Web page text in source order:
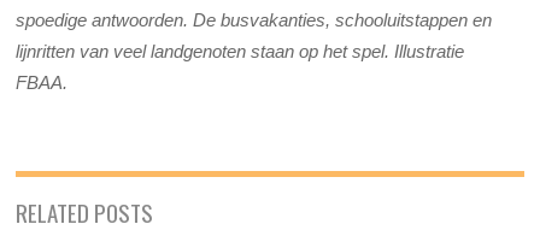
spoedige antwoorden. De busvakanties, schooluitstappen en
lijnritten van veel landgenoten staan op het spel. Illustratie
FBAA.
RELATED POSTS